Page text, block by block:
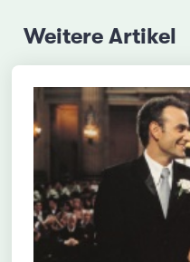
Weitere Artikel